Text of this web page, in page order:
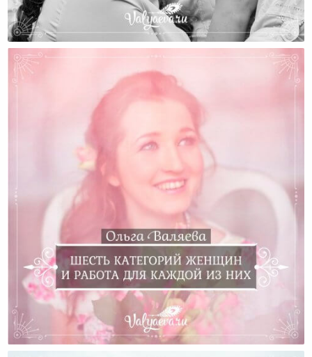
Энергетические Различия Мужчин И Женщин
Шесть Категорий Женщин И Работа Для Каждой Из
Них